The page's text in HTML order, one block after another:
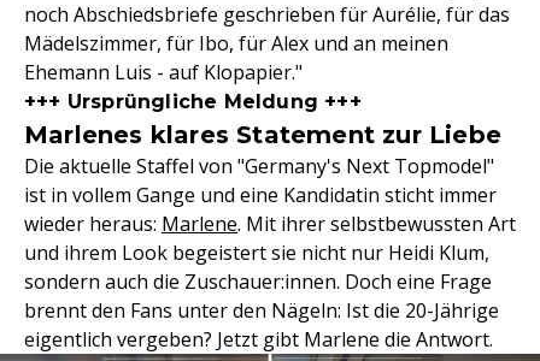
noch Abschiedsbriefe geschrieben für Aurélie, für das
Mädelszimmer, für Ibo, für Alex und an meinen
Ehemann Luis - auf Klopapier."
+++ Ursprüngliche Meldung +++
Marlenes klares Statement zur Liebe
Die aktuelle Staffel von "Germany's Next Topmodel"
ist in vollem Gange und eine Kandidatin sticht immer
wieder heraus: Marlene. Mit ihrer selbstbewussten Art
und ihrem Look begeistert sie nicht nur Heidi Klum,
sondern auch die Zuschauer:innen. Doch eine Frage
brennt den Fans unter den Nägeln: Ist die 20-Jährige
eigentlich vergeben? Jetzt gibt Marlene die Antwort.